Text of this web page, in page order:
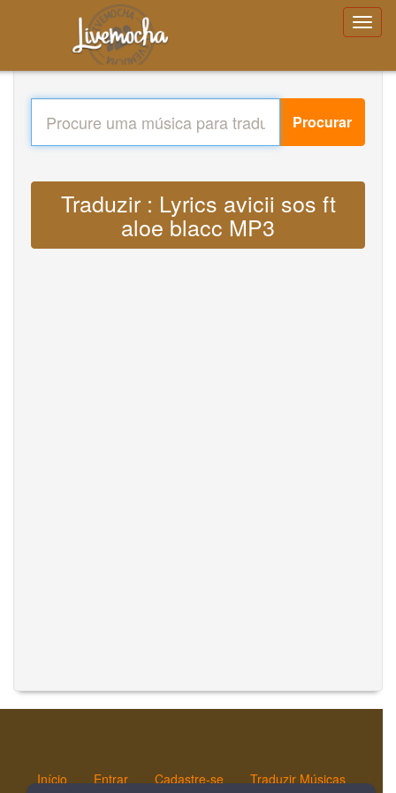
Procurar
Traduzir : Lyrics avicii sos ft
aloe blacc MP3
Início Entrar Cadastre-se Traduzir Músicas